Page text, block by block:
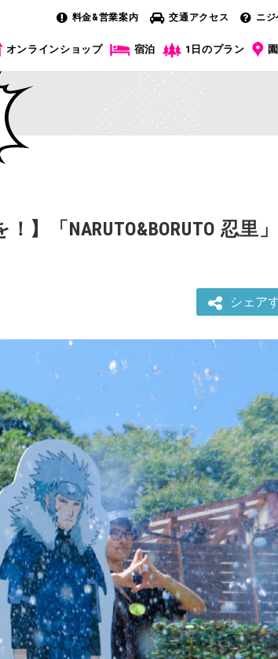
料金&営業案内 交通アクセス ニ
オンラインショップ 宿泊 1日のプラン
「NARUTO&BORUTO 忍里」
シェア